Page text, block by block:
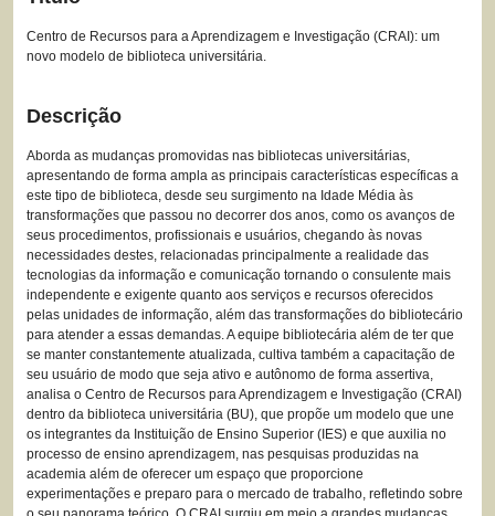
Centro de Recursos para a Aprendizagem e Investigação (CRAI): um
novo modelo de biblioteca universitária.
Descrição
Aborda as mudanças promovidas nas bibliotecas universitárias,
apresentando de forma ampla as principais características específicas a
este tipo de biblioteca, desde seu surgimento na Idade Média às
transformações que passou no decorrer dos anos, como os avanços de
seus procedimentos, profissionais e usuários, chegando às novas
necessidades destes, relacionadas principalmente a realidade das
tecnologias da informação e comunicação tornando o consulente mais
independente e exigente quanto aos serviços e recursos oferecidos
pelas unidades de informação, além das transformações do bibliotecário
para atender a essas demandas. A equipe bibliotecária além de ter que
se manter constantemente atualizada, cultiva também a capacitação de
seu usuário de modo que seja ativo e autônomo de forma assertiva,
analisa o Centro de Recursos para Aprendizagem e Investigação (CRAI)
dentro da biblioteca universitária (BU), que propõe um modelo que une
os integrantes da Instituição de Ensino Superior (IES) e que auxilia no
processo de ensino aprendizagem, nas pesquisas produzidas na
academia além de oferecer um espaço que proporcione
experimentações e preparo para o mercado de trabalho, refletindo sobre